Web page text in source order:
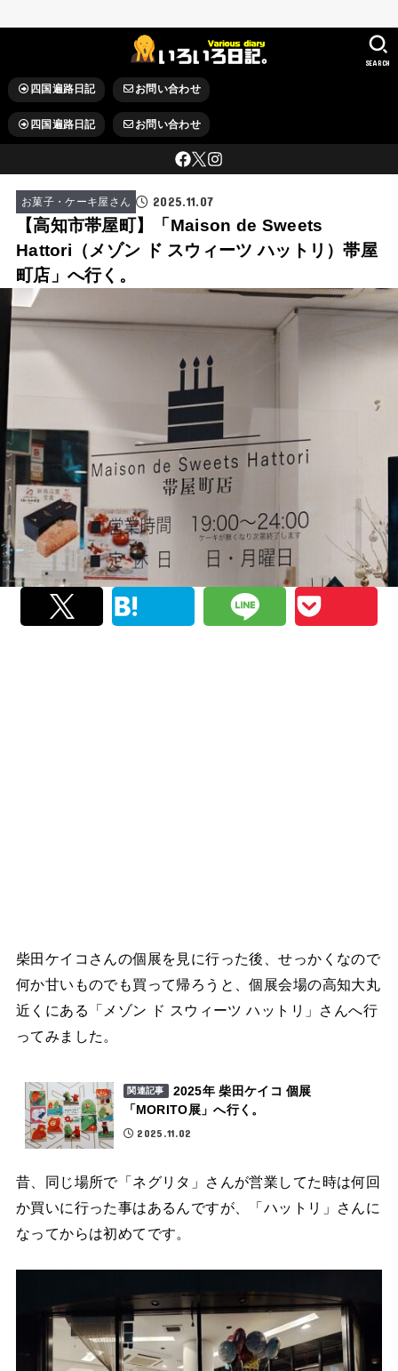
四国遍路日記 お問い合わせ
四国遍路日記 お問い合わせ
SEARCH
お菓子・ケーキ屋さん 2025.11.07
【高知市帯屋町】「Maison de Sweets
Hattori（メゾン ド スウィーツ ハットリ）帯屋
町店」へ行く。
柴田ケイコさんの個展を見に行った後、せっかくなので
何か甘いものでも買って帰ろうと、個展会場の高知大丸
近くにある「メゾン ド スウィーツ ハットリ」さんへ行
ってみました。
関連記事
2025年 柴田ケイコ 個展
「MORITO展」へ行く。
2025.11.02
昔、同じ場所で「ネグリタ」さんが営業してた時は何回
か買いに行った事はあるんですが、「ハットリ」さんに
なってからは初めてです。